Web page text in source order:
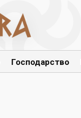
Господарство